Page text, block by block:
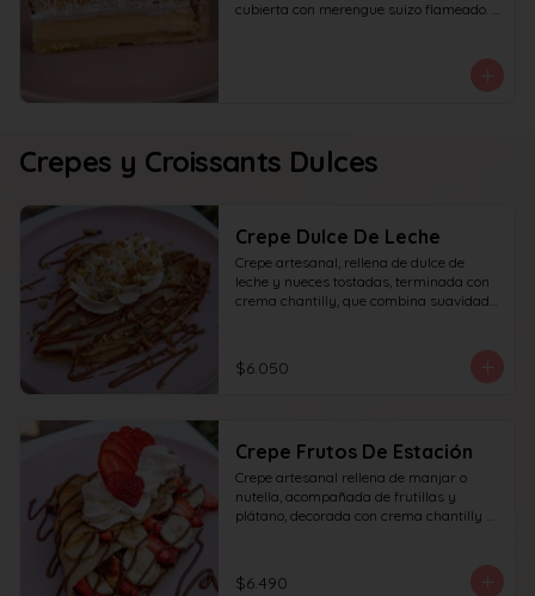
cubierta con merengue suizo flameado.
Crepes y Croissants Dulces
Crepe Dulce De Leche
Crepe artesanal, rellena de dulce de
leche y nueces tostadas, terminada con
crema chantilly, que combina suavidad
$6.050
Crepe Frutos De Estación
Crepe artesanal rellena de manjar o
nutella, acompañada de frutillas y
plátano, decorada con crema chantilly y
textura en cada bocado.
$6.490